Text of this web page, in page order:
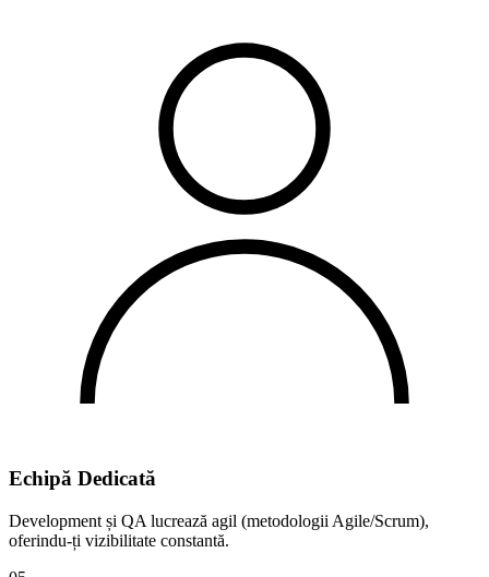
Echipă Dedicată
Development și QA lucrează agil (metodologii Agile/Scrum),
oferindu-ți vizibilitate constantă.